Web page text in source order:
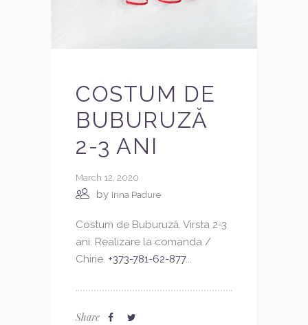
COSTUM DE
BUBURUZĂ
2-3 ANI
March 12, 2020
by Irina Padure
Costum de Buburuză. Virsta 2-3
ani. Realizare la comanda /
Chirie. +373-781-62-877...
Share